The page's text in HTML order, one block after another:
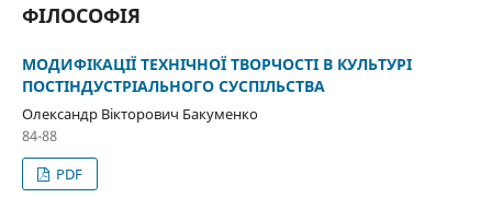
ФІЛОСОФІЯ
МОДИФІКАЦІЇ ТЕХНІЧНОЇ ТВОРЧОСТІ В КУЛЬТУРІ
ПОСТІНДУСТРІАЛЬНОГО СУСПІЛЬСТВА
Олександр Вікторович Бакуменко
84-88
PDF